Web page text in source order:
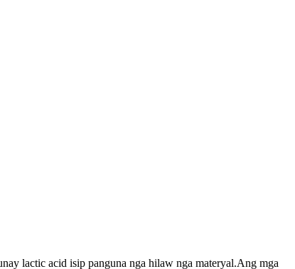
lactic acid isip panguna nga hilaw nga materyal.Ang mga